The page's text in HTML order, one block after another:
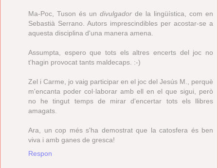
Ma-Poc, Tuson és un divulgador de la lingüística, com en
Sebastià Serrano. Autors imprescindibles per acostar-se a
aquesta disciplina d'una manera amena.
Assumpta, espero que tots els altres encerts del joc no
t'hagin provocat tants maldecaps. :-)
Zel i Carme, jo vaig participar en el joc del Jesús M., perquè
m'encanta poder col·laborar amb ell en el que sigui, però
no he tingut temps de mirar d'encertar tots els llibres
amagats.
Ara, un cop més s'ha demostrat que la catosfera és ben
viva i amb ganes de gresca!
Respon